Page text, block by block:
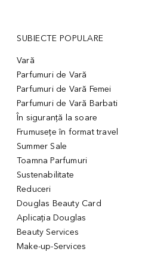
SUBIECTE POPULARE
Vară
Parfumuri de Vară
Parfumuri de Vară Femei
Parfumuri de Vară Barbati
În siguranță la soare
Frumusețe în format travel
Summer Sale
Toamna Parfumuri
Sustenabilitate
Reduceri
Douglas Beauty Card
Aplicația Douglas
Beauty Services
Make-up-Services